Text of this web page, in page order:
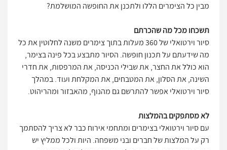
מבין כל הצימרים הללו ולתכנן את החופשה המושלמת?
תשכחו מכל מה שהכרתם
סיור וירטואלי של 360 מעלות בתוך צימרים משנה לחלוטין את כל
מה שידעתם על תכנון חופשה. הסיור מתבצע בכל פינה בצימר,
הוא כולל את החצר, את שבילי הכניסה, את המרפסות, את חדרי
השינה, את הסלון, את המטבחים, את המקלחת ועוד. במהלך
סיור וירטואלי אפשר להתרשם גם מהנוף, מהאבזור ומהריהוט.
לא מסתפקים בהמלצות
עם סיור וירטואלי בצימרים ומתחמי אירוח כבר לא צריך להסתמך
רק על המלצות של חברים ובני משפחה. היות ולכל ממליץ יש